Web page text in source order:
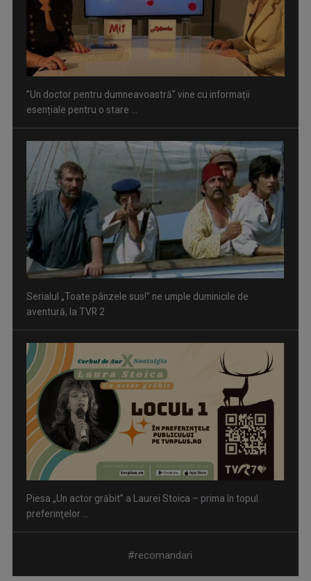
”Un doctor pentru dumneavoastră” vine cu informații
esențiale pentru o stare ...
Serialul „Toate pânzele sus!” ne umple duminicile de
aventură, la TVR 2
Piesa „Un actor grăbit” a Laurei Stoica – prima în topul
preferinţelor ...
#recomandari